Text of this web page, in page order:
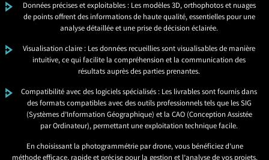
Données précises et exploitables : Les modèles 3D, orthophotos et nuages
de points offrent des informations de haute qualité, essentielles pour une
analyse détaillée et une prise de décision éclairée.
Visualisation claire : Les données recueillies sont visualisables de manière
intuitive, ce qui facilite la compréhension et la communication des
résultats auprès des parties prenantes.
Compatibilité avec des logiciels spécialisés : Les livrables sont fournis dans
des formats compatibles avec des outils professionnels tels que les SIG
(Systèmes d’Information Géographique) et la CAO (Conception Assistée
par Ordinateur), permettant une exploitation technique facile.
En choisissant la photogrammétrie par drone, vous bénéficiez d’une